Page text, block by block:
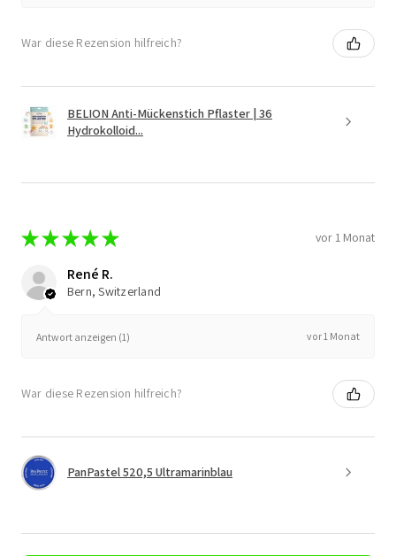
War diese Rezension hilfreich?
BELION Anti-Mückenstich Pflaster | 36
Hydrokolloid...
★★ ★★★ vor 1 Monat
René R.
Bern, Switzerland
Antwort anzeigen (1) vor 1 Monat
War diese Rezension hilfreich?
PanPastel 520,5 Ultramarinblau